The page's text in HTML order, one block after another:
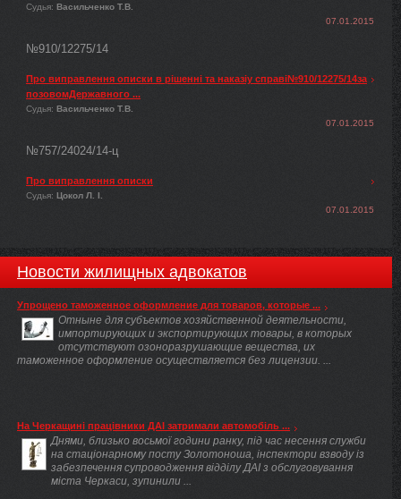
Судья: Васильченко Т.В.
07.01.2015
№910/12275/14
Про виправлення описки в рішенні та наказіу справі№910/12275/14за
позовомДержавного ...
Судья: Васильченко Т.В.
07.01.2015
№757/24024/14-ц
Про виправлення описки
Судья: Цокол Л. І.
07.01.2015
Новости жилищных адвокатов
Упрощено таможенное оформление для товаров, которые ...
Отныне для субъектов хозяйственной деятельности,
импортирующих и экспортирующих товары, в которых
отсутствуют озоноразрушающие вещества, их
таможенное оформление осуществляется без лицензии. ...
На Черкащині працівники ДАІ затримали автомобіль ...
Днями, близько восьмої години ранку, під час несення служби
на стаціонарному посту Золотоноша, інспектори взводу із
забезпечення супроводження відділу ДАІ з обслуговування
міста Черкаси, зупинили ...